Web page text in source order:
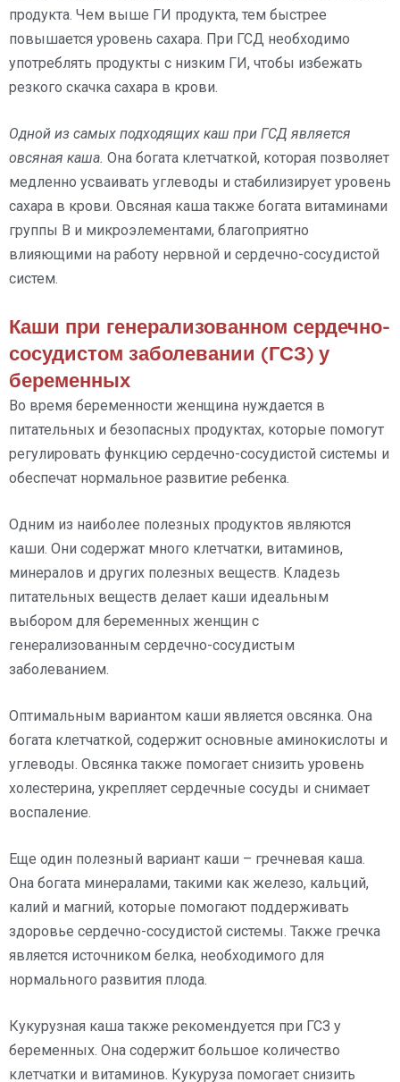
продукта. Чем выше ГИ продукта, тем быстрее
повышается уровень сахара. При ГСД необходимо
употреблять продукты с низким ГИ, чтобы избежать
резкого скачка сахара в крови.
Одной из самых подходящих каш при ГСД является
овсяная каша. Она богата клетчаткой, которая позволяет
медленно усваивать углеводы и стабилизирует уровень
сахара в крови. Овсяная каша также богата витаминами
группы В и микроэлементами, благоприятно
влияющими на работу нервной и сердечно-сосудистой
систем.
Каши при генерализованном сердечно-
сосудистом заболевании (ГСЗ) у
беременных
Во время беременности женщина нуждается в
питательных и безопасных продуктах, которые помогут
регулировать функцию сердечно-сосудистой системы и
обеспечат нормальное развитие ребенка.
Одним из наиболее полезных продуктов являются
каши. Они содержат много клетчатки, витаминов,
минералов и других полезных веществ. Кладезь
питательных веществ делает каши идеальным
выбором для беременных женщин с
генерализованным сердечно-сосудистым
заболеванием.
Оптимальным вариантом каши является овсянка. Она
богата клетчаткой, содержит основные аминокислоты и
углеводы. Овсянка также помогает снизить уровень
холестерина, укрепляет сердечные сосуды и снимает
воспаление.
Еще один полезный вариант каши – гречневая каша.
Она богата минералами, такими как железо, кальций,
калий и магний, которые помогают поддерживать
здоровье сердечно-сосудистой системы. Также гречка
является источником белка, необходимого для
нормального развития плода.
Кукурузная каша также рекомендуется при ГСЗ у
беременных. Она содержит большое количество
клетчатки и витаминов. Кукуруза помогает снизить